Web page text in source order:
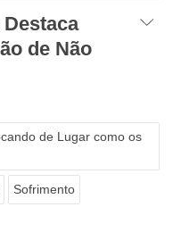
de Não
de Lugar como os
Sofrimento